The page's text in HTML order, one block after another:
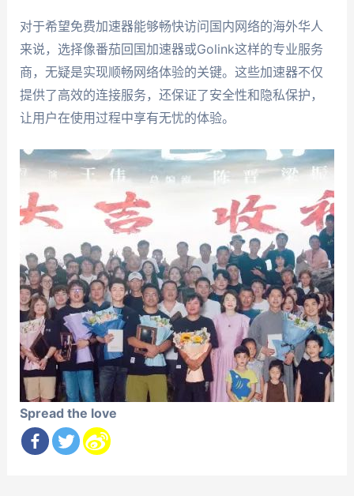
对于希望免费加速器能够畅快访问国内网络的海外华人
来说，选择像番茄回国加速器或Golink这样的专业服务
商，无疑是实现顺畅网络体验的关键。这些加速器不仅
提供了高效的连接服务，还保证了安全性和隐私保护，
让用户在使用过程中享有无忧的体验。
Spread the love